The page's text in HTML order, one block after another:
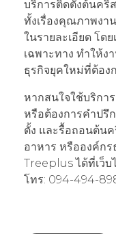
บริการติดตั้งต้นคริ
ทั้งเรื่องคุณภาพงา
ในรายละเอียด โด
เฉพาะทาง ทำให้ง
ธุรกิจยุคใหม่ที่ต้อง
หากสนใจใช้บริกา
หรือต้องการคำปรึ
ตั้ง และรื้อถอนต้น
อาหาร หรือองค์กร
Treeplus ได้ที่เว็บ
โทร: 094-494-